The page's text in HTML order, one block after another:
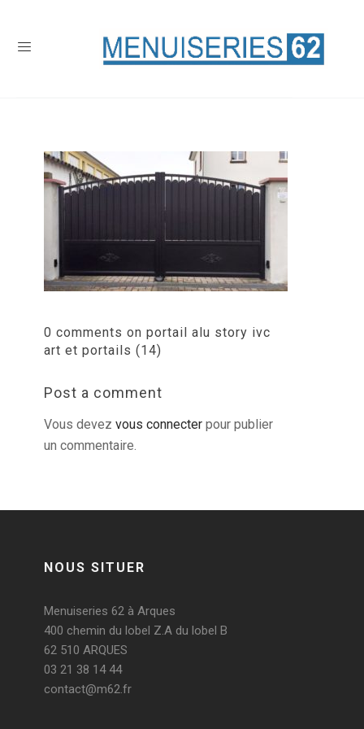
0 comments on portail alu story ivc
art et portails (14)
Post a comment
Vous devez vous connecter pour publier
un commentaire.
NOUS SITUER
Menuiseries 62 à Arques
400 chemin du lobel Z.A du lobel B
62 510 ARQUES
03 21 38 14 44
contact@m62.fr